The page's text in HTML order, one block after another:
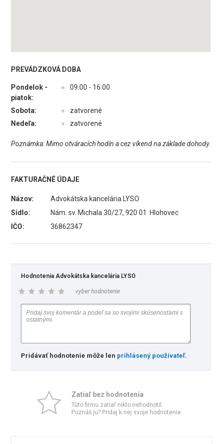
PREVÁDZKOVÁ DOBA
Pondelok -
piatok:
● 09:00 - 16:00
Sobota: ●
zatvorené
Nedeľa:
● zatvorené
Poznámka: Mimo otváracích hodín a cez víkend na základe dohody.
FAKTURAČNÉ ÚDAJE
Názov:
Advokátska kancelária LYSO
Sídlo:
Nám. sv. Michala 30/27, 920 01 Hlohovec
IČO:
36862347
Hodnotenia Advokátska kancelária LYSO
vyber hodnotenie
Pridávať hodnotenie môže len prihlásený používateľ.
Zatiaľ bez hodnotenia
Túto firmu zatiaľ nikto nehodnotil.
Poznáš ju? Pridaj k nej svoje hodnotenie.